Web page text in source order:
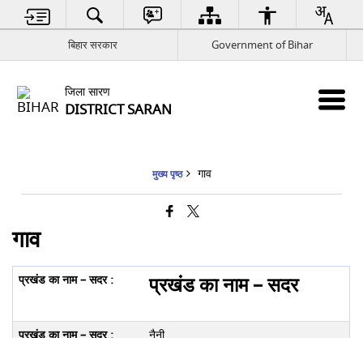
बिहार सरकार Government of Bihar
जिला सारण
DISTRICT SARAN
मुख्य पृष्ठ गाव
गाव
प्रखंड का नाम – सदर